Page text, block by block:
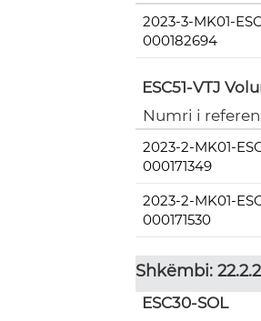
2023-3-MK01-
000182694
ESC51-VTJ
Numri i
2023-2-MK01-
000171349
2023-2-MK01-
000171530
Shkëmbi:
ESC30-SOL